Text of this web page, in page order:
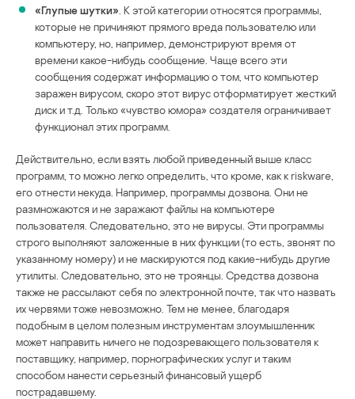
«Глупые шутки» . К этой категории относятся программы,
которые не причиняют прямого вреда пользователю или
компьютеру, но, например, демонстрируют время от
времени какое-нибудь сообщение. Чаще всего эти
сообщения содержат информацию о том, что компьютер
заражен вирусом, скоро этот вирус отформатирует жесткий
диск и т.д. Только «чувство юмора» создателя ограничивает
функционал этих программ.
Действительно, если взять любой приведенный выше класс
программ, то можно легко определить, что кроме, как к riskware,
его отнести некуда. Например, программы дозвона. Они не
размножаются и не заражают файлы на компьютере
пользователя. Следовательно, это не вирусы. Эти программы
строго выполняют заложенные в них функции (то есть, звонят по
указанному номеру) и не маскируются под какие-нибудь другие
утилиты. Следовательно, это не троянцы. Средства дозвона
также не рассылают себя по электронной почте, так что назвать
их червями тоже невозможно. Тем не менее, благодаря
подобным в целом полезным инструментам злоумышленник
может направить ничего не подозревающего пользователя к
поставщику, например, порнографических услуг и таким
способом нанести серьезный финансовый ущерб
пострадавшему.